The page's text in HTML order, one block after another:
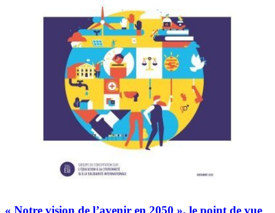
« Notre vision de l’avenir en 2050 », le point de vue